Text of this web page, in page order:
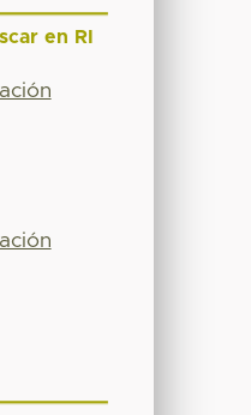
en RI